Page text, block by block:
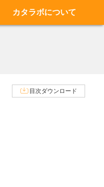
カタラボについて
目次ダウンロード